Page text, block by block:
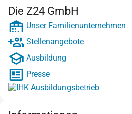
Die Z24 GmbH
Unser Familienunternehmen
Stellenangebote
Ausbildung
Presse